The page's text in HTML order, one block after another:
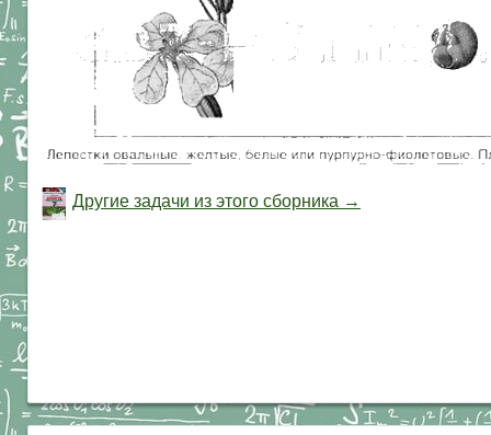
Другие задачи из этого сборника →